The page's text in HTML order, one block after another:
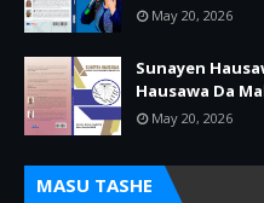
May 20, 2026
Sunayen
Hausawa Da
May 20, 2026
MASU TASHE